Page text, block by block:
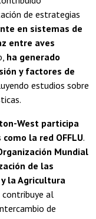
de estrategias
en sistemas de
entre aves
ha generado
y factores de
estudios sobre
West participa
la red OFFLU.
Mundial
de las
la Agricultura
al
de